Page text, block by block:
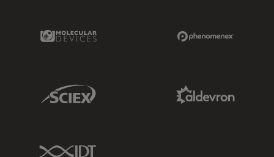
Molecular Devices Link
Sciex Link
IDT Link